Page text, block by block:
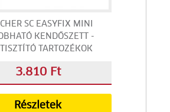
SC EASYFIX MINI
KENDŐSZETT -
TARTOZÉKOK
3.810 Ft
Részletek